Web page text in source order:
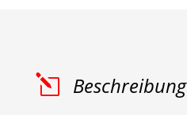
l Beschreibung